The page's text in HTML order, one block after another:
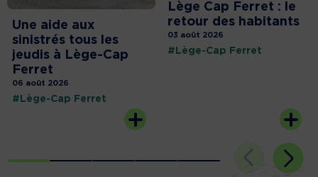
Une aide aux
sinistrés tous les
jeudis à Lège-Cap
Ferret
06 août 2026
#Lège-Cap Ferret
Lège Cap Ferret : le
retour des habitants
03 août 2026
#Lège-Cap Ferret